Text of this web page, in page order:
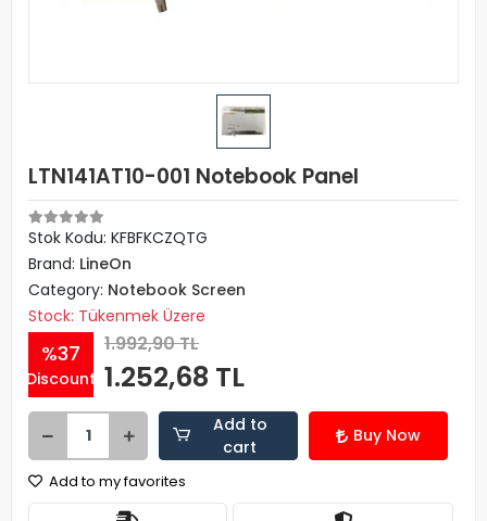
LTN141AT10-001 Notebook Panel
Stok Kodu: KFBFKCZQTG
Brand: LineOn
Category: Notebook Screen
Stock: Tükenmek Üzere
%37
Discount
1.992,90 TL
1.252,68 TL
Add to
cart
Buy Now
Add to my favorites